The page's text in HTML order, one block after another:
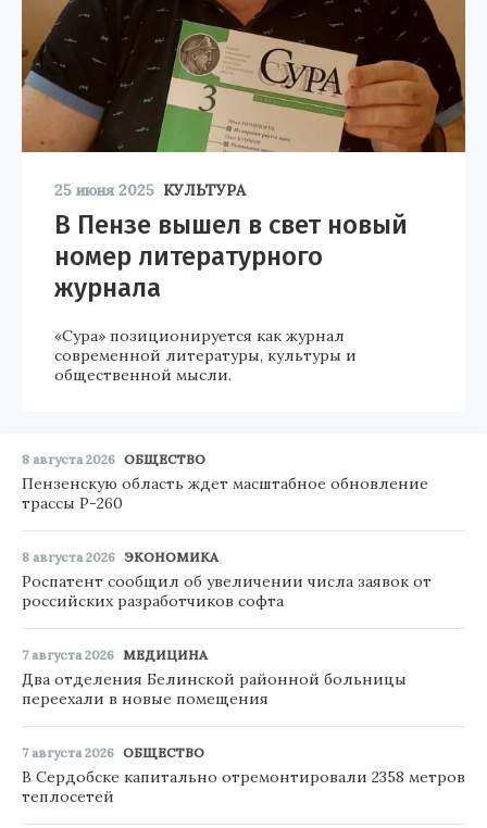
25 июня 2025 КУЛЬТУРА
В Пензе вышел в свет новый
номер литературного
журнала
«Сура» позиционируется как журнал
современной литературы, культуры и
общественной мысли.
8 августа 2026 ОБЩЕСТВО
Пензенскую область ждет масштабное обновление
трассы Р-260
8 августа 2026 ЭКОНОМИКА
Роспатент сообщил об увеличении числа заявок от
российских разработчиков софта
7 августа 2026 МЕДИЦИНА
Два отделения Белинской районной больницы
переехали в новые помещения
7 августа 2026 ОБЩЕСТВО
В Сердобске капитально отремонтировали 2358 метров
теплосетей